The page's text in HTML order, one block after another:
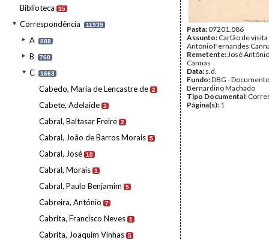
Biblioteca 15
Correspondência 11939
A 888
B 760
C 1663
Cabedo, Maria de Lencastre de 2
Cabete, Adelaide 2
Cabral, Baltasar Freire 2
Cabral, João de Barros Morais 5
Cabral, José 10
Cabral, Morais 1
Cabral, Paulo Benjamim 5
Cabreira, António 7
Cabrita, Francisco Neves 1
Cabrita, Joaquim Vinhas 5
Pasta:07201.086
Assunto: Cartão de
António Fernandes
Remetente:José
Cannas
Data: s.d.
Fundo:DBG -
Bernardino Machado
Tipo Documental:
Página(s): 1